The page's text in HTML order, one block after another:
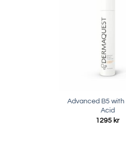
Advanced B5 with
Acid
1295 kr